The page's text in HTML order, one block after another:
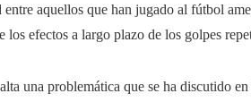
entre aquellos que han jugado al fútbol
los efectos a largo plazo de los golpes
una problemática que se ha discutido